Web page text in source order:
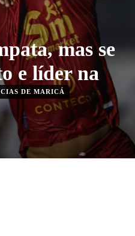
mas se
e líder na
DE MARICÁ